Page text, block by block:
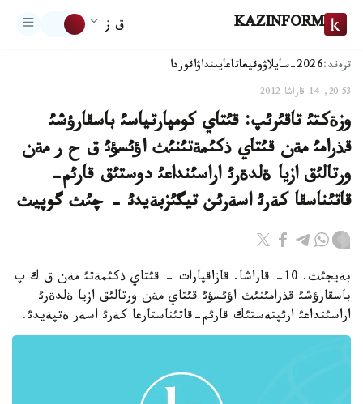
KAZINFORM ق ز
ترەند:2026-سايلاۋ وقيعاتاعايىنداۋاقوردا
20:53, 14 قاراشا 2012
وزةكتئ تاقئرئپ: قئتاي كومپارتياسئ باسقارؤشئ
قذرامئ مةن قئتاي ذكئمةتئنئث اؤئسؤئ ق ح ر مةن
ورتالئق ازيا ةلدةرئ اراسئنداعئ دوستئق قارئم-
قاتئناسقا كةرئ اسةرئن تيگئزبةيدئ - چئث گوپيث
بةيجئث. 10- قاراشا. قازاقپارات - قئتاي ذكئمةتئ مةن ق ك پ
باسقارؤشئ قذرامئنئث اؤئسؤئ قئتاي مةن ورتالئق ازيا ةلدةرئ
اراسئنداعئ ارئپتةستئك قارئم-قاتئناستارعا كةرئ اسةر ةتپةيدئ.